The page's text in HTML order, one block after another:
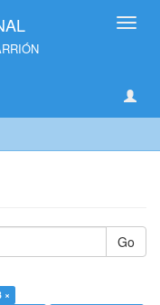
Go
×